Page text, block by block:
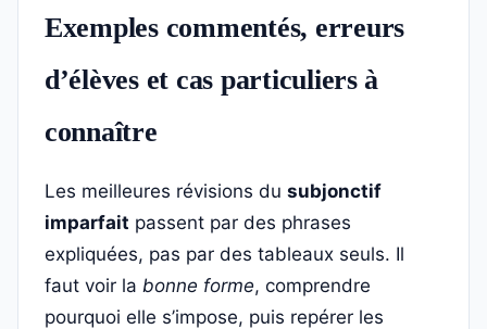
Exemples commentés, erreurs
d’élèves et cas particuliers à
connaître
Les meilleures révisions du subjonctif
imparfait passent par des phrases
expliquées, pas par des tableaux seuls. Il
faut voir la bonne forme, comprendre
pourquoi elle s’impose, puis repérer les